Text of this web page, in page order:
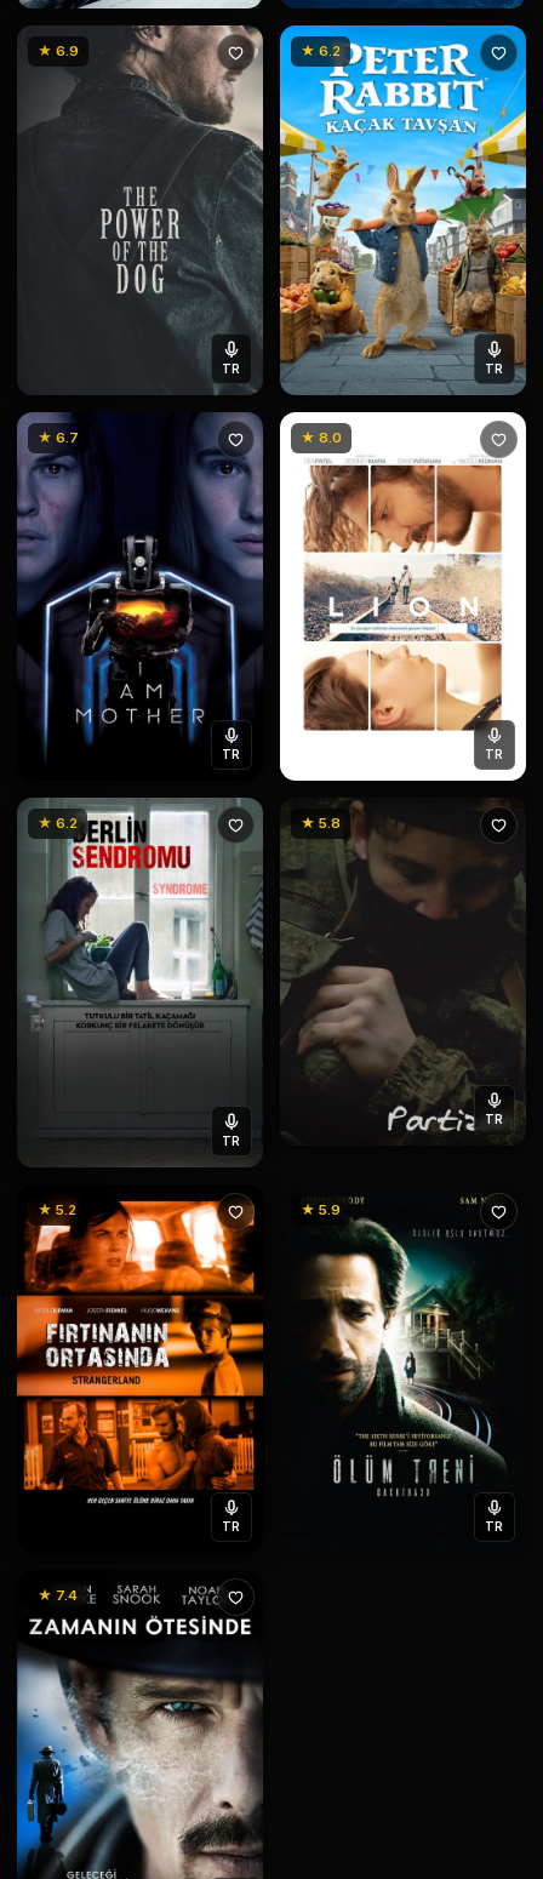
★ 6.9
TR
★ 6.2
TR
★ 6.7
TR
★ 8.0
TR
★ 6.2
TR
★ 5.8
TR
★ 5.2
TR
★ 5.9
TR
★ 7.4